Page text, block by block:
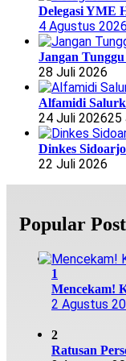
Delegasi YME
4 Agustus 2026
Jangan
28 Juli 2026
Alfamidi
24 Juli 202625
Dinkes
22 Juli 2026
Popular
1
Mencekam!
2 Agustus
2
Ratusan